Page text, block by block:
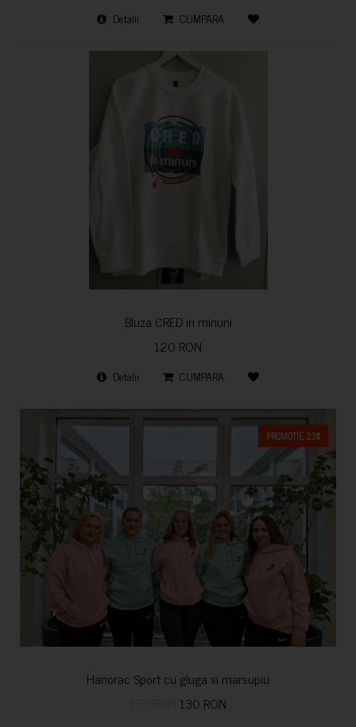
Detalii CUMPARA
Bluza CRED in minuni
120 RON
Detalii CUMPARA
PROMOTIE 23%
Hanorac Sport cu gluga si marsupiu
130 RON